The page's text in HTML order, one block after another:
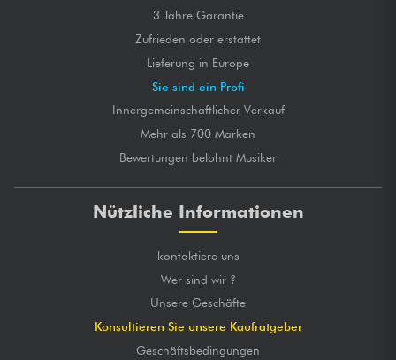
3 Jahre Garantie
Zufrieden oder erstattet
Lieferung in Europe
Sie sind ein Profi
Innergemeinschaftlicher Verkauf
Mehr als 700 Marken
Bewertungen belohnt Musiker
Nützliche Informationen
kontaktiere uns
Wer sind wir ?
Unsere Geschäfte
Konsultieren Sie unsere Kaufratgeber
Geschäftsbedingungen